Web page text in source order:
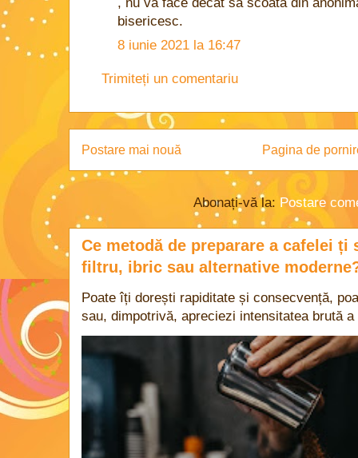
bisericesc.
8 iunie 2021 la 16:47
Trimiteți un comentariu
Postare mai nouă Pagina de
Abonați-vă la: Postare
Ce metodă de preparare a cafelei
filtru, ibric sau alternative
Poate îți dorești rapiditate și consecvență,
sau, dimpotrivă, apreciezi intensitatea brută